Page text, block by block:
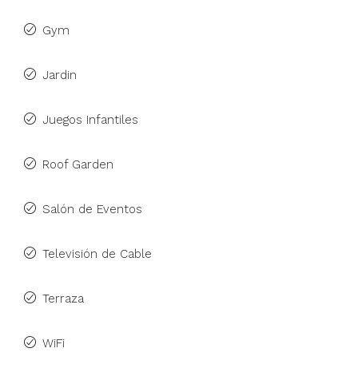
Gym
Jardin
Juegos Infantiles
Roof Garden
Salón de Eventos
Televisión de Cable
Terraza
WiFi